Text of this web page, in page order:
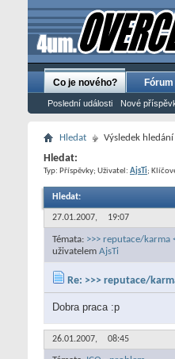
Co je nového?
Poslední události Nové
Fórum
Hledat Výsledek hledání
Hledat:
Typ: Příspěvky; Uživatel: AjsTi;
Hledat:
27.01.2007, 19:07
Témata: >>> reputace/karma
uživatelem AjsTi
Re: >>> reputace/
Dobra praca :p
26.01.2007, 08:45